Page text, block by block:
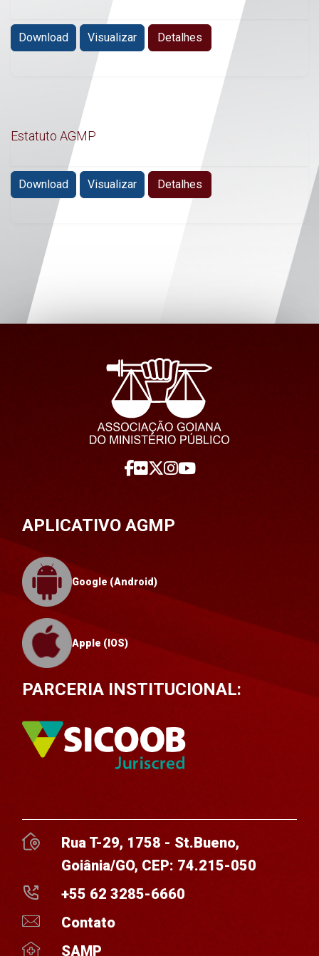
Download Visualizar Detalhes
Estatuto AGMP
Download Visualizar Detalhes
APLICATIVO AGMP
Google (Android)
Apple (IOS)
PARCERIA INSTITUCIONAL:
Rua T-29, 1758 - St.Bueno,
Goiânia/GO, CEP: 74.215-050
+55 62 3285-6660
Contato
SAMP